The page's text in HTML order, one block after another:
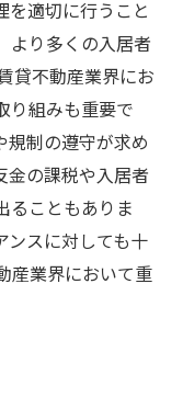
を適切に行うこと
より多くの入居者
貸不動産業界にお
り組みも重要で
規制の遵守が求め
金の課税や入居者
ることもありま
ンスに対しても十
産業界において重